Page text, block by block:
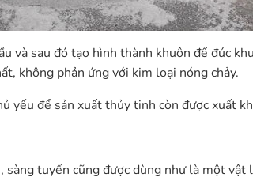
và sau đó tạo hình thành khuôn để đúc
không phản ứng với kim loại nóng chảy.
yếu để sản xuất thủy tinh còn được xuất
tuyển cũng được dùng như là một